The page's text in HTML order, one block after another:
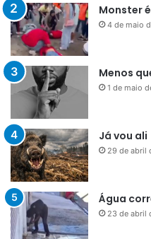
Monster
4 de maio
Menos
1 de maio
Já vou ali
29 de abril
Água
23 de abril